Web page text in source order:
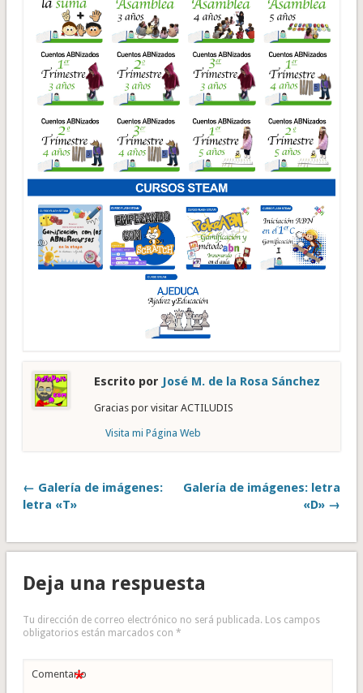
Escrito por José M. de la Rosa Sánchez
Gracias por visitar ACTILUDIS
Visita mi Página Web
← Galería de imágenes:
letra «T»
Galería de imágenes: letra
«D» →
Deja una respuesta
Tu dirección de correo electrónico no será publicada. Los campos
obligatorios están marcados con *
Comentario
*